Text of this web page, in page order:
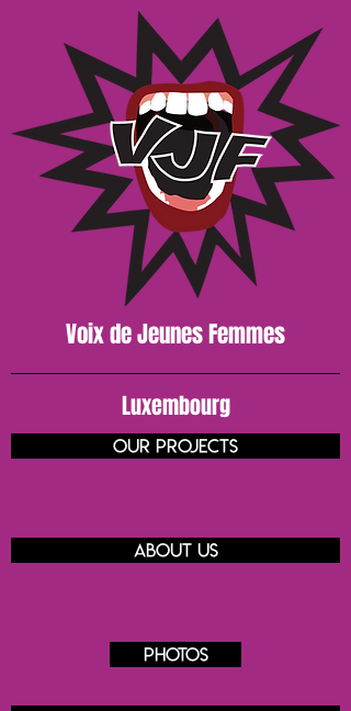
Voix de JeunesFemmes
Luxembourg
our projects
About us
Photos